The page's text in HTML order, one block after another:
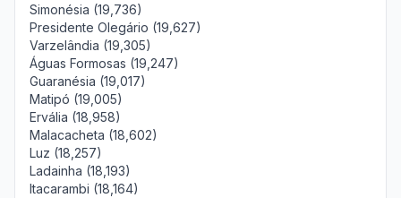
Simonésia (19,736)
Presidente Olegário (19,627)
Varzelândia (19,305)
Águas Formosas (19,247)
Guaranésia (19,017)
Matipó (19,005)
Ervália (18,958)
Malacacheta (18,602)
Luz (18,257)
Ladainha (18,193)
Itacarambi (18,164)